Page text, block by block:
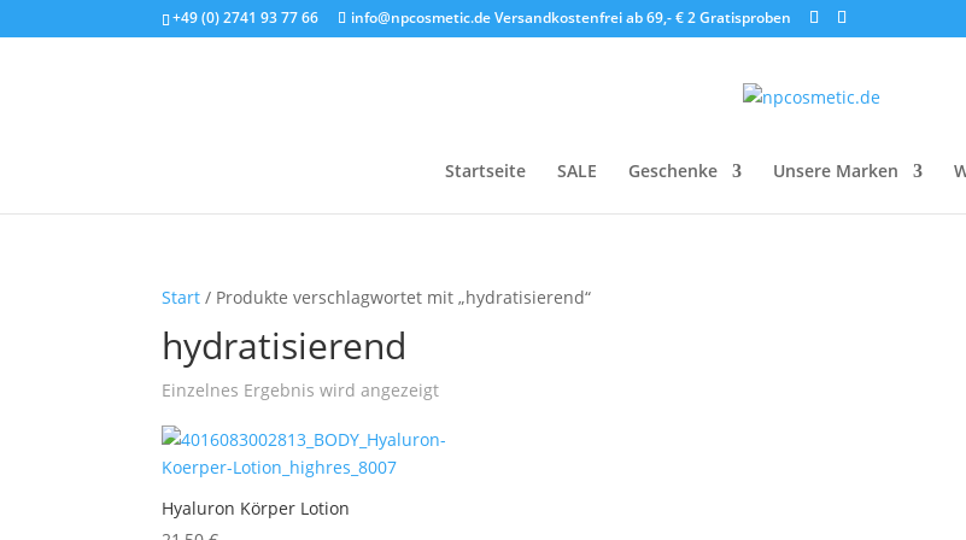
+49 (0) 2741 93 77 66 info@npcosmetic.de Versandkostenfrei ab 69,- € 2 Gratisproben
Startseite SALE Geschenke Unsere Marken
Start / Produkte verschlagwortet mit „hydratisierend“
hydratisierend
Einzelnes Ergebnis wird angezeigt
Hyaluron Körper Lotion